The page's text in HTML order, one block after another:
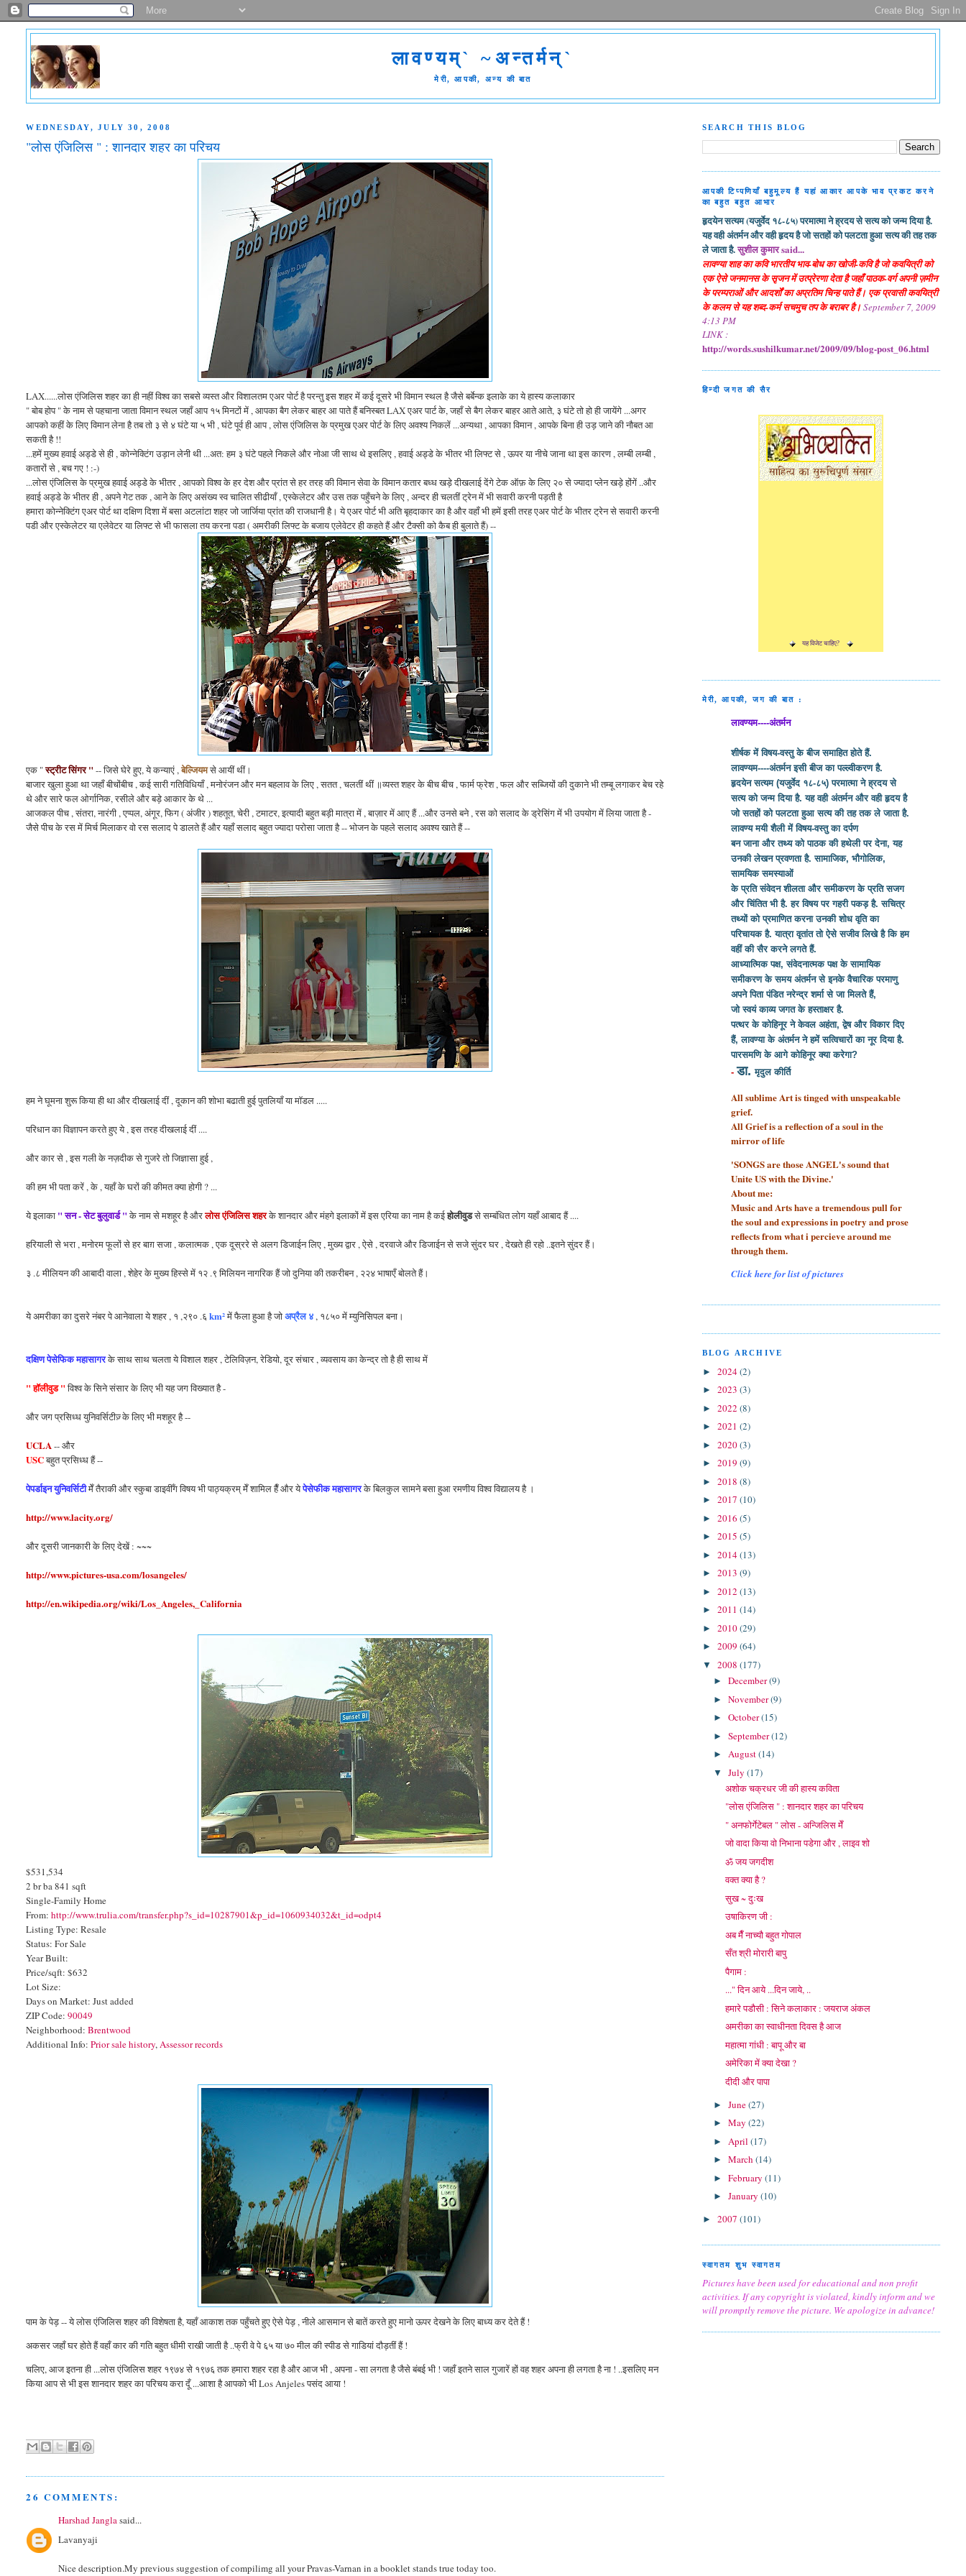
लावण्यम्` ~अन्तर्मन्`
मेरी, आपकी, अन्य की बात
WEDNESDAY, JULY 30, 2008
"लोस एंजिलिस " : शानदार शहर का परिचय
LAX......लोस एंजिलिस शहर का ही नहीं विश्व का सबसे व्यस्त और विशालतम एअर पोर्ट है परन्तु इस शहर में कई दूसरे भी विमान स्थल है जैसे बर्बेन्क इलाके का ये हास्य कलाकार
" बोब होप " के नाम से पहचाना जाता विमान स्थल जहाँ आप १५ मिनटों में , आपका बैग लेकर बाहर आ पाते हैं बनिस्बत LAX एअर पार्ट के, जहाँ से बैग लेकर बाहर आते आते, ३ घंटे तो हो ही जायेंगे ...अगर
आपको कहीं के लिए विमान लेना है तब तो ३ से ४ घंटे या ५ भी , घंटे पूर्व ही आप , लोस एंजिलिस के प्रमुख एअर पोर्ट के लिए अवश्य निकलें ...अन्यथा , आपका विमान , आपके बिना ही उड़ जाने की नौबत आ
सकती है !!
...हमें मुख्य हवाई अड्डे से ही , कोन्नेक्टिंग उड़ान लेनी थी ...अत: हम ३ घंटे पहले निकले और नोआ जी साथ थे इसलिए , हवाई अड्डे के भीतर भी लिफ्ट से , ऊपर या नीचे जाना था इस कारण , लम्बी लम्बी ,
कतारों से , बच गए ! :-)
...लोस एंजिलिस के प्रमुख हवाई अड्डे के भीतर , आपको विश्व के हर देश और प्रांत से हर तरह की विमान सेवा के विमान कतार बध्ध खड़े दीखलाई देंगे टेक ऑफ़ के लिए २० से ज्यादा प्लेन खड़े होंगें ..और
हवाई अड्डे के भीतर ही , अपने गेट तक , आने के लिए असंख्य स्व चालित सीढीयाँ , एस्केलेटर और उस तक पहुँचने के लिए , अन्दर ही चलतीं ट्रेन में भी सवारी करनी पड़ती है
हमारा कोन्नेक्टिंग एअर पोर्ट था दक्षिण दिशा में बसा अटलांटा शहर जो जार्जिया प्रांत की राजधानी है। ये एअर पोर्ट भी अति बृहदाकार का है और वहाँ भी हमें इसी तरह एअर पोर्ट के भीतर ट्रेन से सवारी करनी
पडी और एस्केलेटर या एलेवेटर या लिफ्ट से भी फासला तय करना पडा ( अमरीकी लिफ्ट के बजाय एलेवेटर ही कहते हैं और टैक्सी को कैब ही बुलाते हैं) --
एक "स्ट्रीट सिंगर "-- जिसे घेरे हुए, ये कन्याएं ,बेल्जियमसे आयीं थीं।
बाजार खुला हुआ था जहाँ बीचोंबीच , कई सारी गतिविधियाँ , मनोरंजन और मन बहलाव के लिए , सतत , चलतीं थीं ॥व्यस्त शहर के बीच बीच , फार्म फ्रेश , फल और सब्जियों की दुकाने भी तम्बू लगाकर बेच रहे
थे और सारे फल ओर्गानिक, रसीले और बड़े आकार के थे ...
आजकल पीच , संतरा, नारंगी , एप्पल, अंगूर, फिग ( अंजीर ) शहतूत, चेरी , टमाटर, इत्यादी बहुत बड़ी मात्रा में , बाज़ार में आए हैं ...और उनसे बने , रस को सलाद के ड्रेसिंग में भी उपयोग में लिया जाता है -
जैसे पीच के रस में मिर्च मिलाकर वो रस सलाद पे डालते हैं और यहाँ सलाद बहुत ज्यादा परोसा जाता है -- भोजन के पहले सलाद अवश्य खाते हैं --
हम ने घूमना शुरू किया ही था और दीखलाई दीं , दूकान की शोभा बढाती हुई पुतलियाँ या मॉडल .....
परिधान का विज्ञापन करते हुए ये , इस तरह दीखलाई दीं ....
और कार से , इस गली के नज़दीक से गुजरेतोजिज्ञासा हुई ,
की हम भी पता करें , के , यहाँ के घरों की कीमत क्या होगी ? ...
ये इलाका " सन - सेट बुलुवार्ड "के नाम से मशहूर है औरलोस एंजिलिस शहरके शानदार और मंहगे इलाकों में इस एरिया का नाम है कईहोलीवुडसे सम्बंधित लोग यहाँ आबाद हैं ....
हरियाली से भरा , मनोरम फूलों से हर बाग़ सजा , कलात्मक , एक दूस्ररे से अलग डिजाईन लिए , मुख्य द्वार , ऐसे , दरवाजे और डिजाईन से सजे सुंदर घर , देखते ही रहो ..इतने सुंदर हैं।
३ .८ मीलियन की आबादी वाला , शेहेर के मुख्य हिस्से में १२ .९ मिलियन नागरिक हैं जो दुनियाकीतकरीबन , २२४ भाषाएँ बोलतेहैं।
ये अमरीका का दुसरे नंबर पे आनेवाला ये शहर , १ ,२९० .६km²में फैला हुआ है जोअप्रैल ४, १८५० में म्युनिसिपल बना।
दक्षिण पेसेफिक महासागरके साथ साथ चलता ये विशाल शहर , टेलिविज़न, रेडियो, दूर संचार , व्यवसाय का केन्द्र तो है ही साथ में
" हॉलीवुड "विश्व के सिने संसार के लिए भी यह जग विख्यात है -
और जग प्रसिध्ध युनिवर्सिटीज़् के लिए भी मशहूर है --
UCLA -- और
USCबहुत प्रसिध्ध हैं --
पेपर्डाइन युनिवर्सिटीमेँ तैराकी और स्कुबा डाइवीँग विषय भी पाठ्यक्रम् मेँ शामिल हैँ और येपेसेफीक महासागरके बिलकुल सामने बसा हुआ रमणीय विश्व विद्यालय है ।
http://www.lacity.org/
और दूसरी जानकारी के लिए देखें : ~~~
http://www.pictures-usa.com/losangeles/
http://en.wikipedia.org/wiki/Los_Angeles,_California
$531,534
2 br ba 841 sqft
Single-Family Home
From:http://www.trulia.com/transfer.php?s_id=10287901&p_id=1060934032&t_id=odpt4
Listing Type: Resale
Status: For Sale
Year Built:
Price/sqft: $632
Lot Size:
Days on Market: Just added
ZIP Code:90049
Neighborhood:Brentwood
Additional Info:Prior sale history,Assessor records
पाम के पेड़ -- ये लोस एंजिलिस शहर की विशेषता है, यहाँ आकाश तक पहुँचते हुए ऐसे पेड़ , नीले आसमान से बातें करते हुए मानो ऊपर देखने के लिए बाध्य कर देते हैं !
अकसर जहाँ घर होते हैं वहाँ कार की गति बहुत धीमी राखी जाती है ..फ्री वे पे ६५ या ७० मील की स्पीड से गाडियां दौड़तीं हैं !
चलिए, आज इतना ही ...लोस एंजिलिस शहर १९७४ से १९७६ तक हमारा शहर रहा है और आज भी , अपना - सा लगता है जैसे बंबई भी ! जहाँ इतने साल गुजारें हों वह शहर अपना ही लगता है ना ! ..इसलिए मन
किया आप से भी इस शानदार शहर का परिचय करा दूँ ...आशा है आपको भीLos Anjelesपसंद आया !
26 COMMENTS:
Harshad Janglasaid...
Lavanyaji
Nice description.My previous suggestion of compilimg all your Pravas-Varnan in a booklet stands true today too.
SEARCH THIS BLOG
आपकी टिप्पणियाँ बहुमूल्य हैं यहां आकार आपके भाव प्रकट करने
का बहुत बहुत आभार
हृदयेन सत्यम (यजुर्वेद १८-८५) परमात्मा ने ह्रदय से सत्य को जन्म दिया है.
यह वही अंतर्मन और वही हृदय है जो सतहों को पलटता हुआ सत्य की तह तक
ले जाता है.सुशील कुमार said...
लावण्या शाह का कवि भारतीय भाव-बोध का खोजी-कवि है जो कवयित्री को
एक ऐसे जनमानस के सृजन में उत्प्रेरणा देता है जहाँ पाठक-वर्ग अपनी ज़मीन
के परम्पराओं और आदर्शों का अप्रतिम चिन्ह पाते हैं। एक प्रवासी कवयित्री
के कलम से यह शब्द-कर्म सचमुच तप के बराबर है। September 7, 2009
4:13 PM
LINK :
http://words.sushilkumar.net/2009/09/blog-post_06.html
हिन्दी जगत की सैर
यह विजेट चाहिए?
मेरी, आपकी, जग की बात :
लावण्यम----अंतर्मन
शीर्षक में विषय-वस्तु के बीज समाहित होते हैं.
लावण्यम----अंतर्मन इसी बीज का पल्ल्वीकरण है.
हृदयेन सत्यम (यजुर्वेद १८-८५) परमात्मा ने ह्रदय से
सत्य को जन्म दिया है. यह वही अंतर्मन और वही हृदय है
जो सतहों को पलटता हुआ सत्य की तह तक ले जाता है.
लावण्य मयी शैली में विषय-वस्तु का दर्पण
बन जाना और तथ्य को पाठक की हथेली पर देना, यह
उनकी लेखन प्रवणता है. सामाजिक, भौगोलिक,
सामयिक समस्याओं
के प्रति संवेदन शीलता और समीकरण के प्रति सजग
और चिंतित भी है. हर विषय पर गहरी पकड़ है. सचित्र
तथ्यों को प्रमाणित करना उनकी शोध वृति का
परिचायक है. यात्रा वृतांत तो ऐसे सजीव लिखे है कि हम
वहीं की सैर करने लगते हैं.
आध्यात्मिक पक्ष, संवेदनात्मक पक्ष के सामायिक
समीकरण के समय अंतर्मन से इनके वैचारिक परमाणु
अपने पिता पंडित नरेन्द्र शर्मा सेजा मिलते हैं,
जो स्वयं काव्य जगत के हस्ताक्षर है.
पत्थर के कोहिनूर ने केवल अहंता, द्वेष और विकार दिए
हैं, लावण्या के अंतर्मन ने हमें सत्विचारों का नूर दिया है.
पारसमणि के आगे कोहिनूर क्या करेगा?
- डा.मृदुल कीर्ति
All sublime Art is tinged with unspeakable
grief.
All Grief is a reflection of a soulin the
mirror of life
'SONGS are those ANGEL's sound that
Unite US with the Divine.'
About me:
Music and Arts have a tremendous pull for
the soul and expressions in poetry and prose
reflects from what i percieve around me
through them.
Click here for list of pictures
BLOG ARCHIVE
► 2024(2)
► 2023 (3)
► 2022 (8)
► 2021 (2)
► 2020(3)
► 2019 (9)
► 2018 (8)
► 2017 (10)
► 2016 (5)
► 2015 (5)
► 2014(13)
► 2013 (9)
► 2012 (13)
► 2011 (14)
► 2010(29)
► 2009 (64)
▼ 2008 (177)
►December(9)
►November(9)
►October(15)
►September(12)
►August(14)
▼July(17)
अशोक चक्रधर जी की हास्य कविता
"लोस एंजिलिस " : शानदार शहर का परिचय
" अनफोर्गेटेबल " लोस - अन्जिलिस मेँ
जो वादा किया वो निभाना पडेगा और , लाइव शो
ॐ जय जगदीश
वक्त क्या है ?
सुख ~ दुःख
उषाकिरण जी :
अब मैँ नाच्यौ बहुत गोपाल
सँत श्री मोरारी बापु
पैगाम :
..." दिन आये ...दिन जाये, ..
हमारे पडौसी : सिने कलाकार : जयराज अंकल
अमरीका का स्वाधीनता दिवस है आज
महात्मा गांधी : बापू और बा
अमेरिका में क्या देखा ?
दीदी और पापा
►June(27)
►May(22)
► April(17)
►March(14)
►February(11)
►January(10)
► 2007 (101)
स्वागतम शुभ स्वागतम
Pictures have been used for educational and non profit
activities. If any copyright is violated, kindly inform and we
will promptly remove the picture. We apologize in advance!